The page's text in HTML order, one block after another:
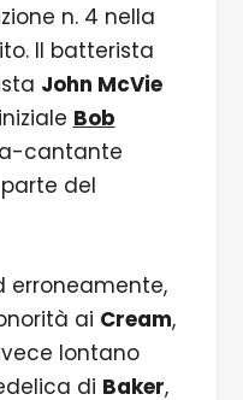
n. 4 nella
Il batterista
John McVie
Bob
cantante
del
erroneamente,
ai Cream,
lontano
di Baker,